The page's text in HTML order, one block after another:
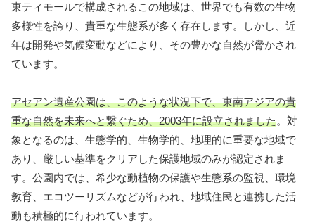
東ティモールで構成されるこの地域は、世界でも有数の生物
多様性を誇り、貴重な生態系が多く存在します。しかし、近
年は開発や気候変動などにより、その豊かな自然が脅かされ
ています。
アセアン遺産公園は、このような状況下で、東南アジアの貴
重な自然を未来へと繋ぐため、2003年に設立されました。対
象となるのは、生態学的、生物学的、地理的に重要な地域で
あり、厳しい基準をクリアした保護地域のみが認定されま
す。公園内では、希少な動植物の保護や生態系の監視、環境
教育、エコツーリズムなどが行われ、地域住民と連携した活
動も積極的に行われています。